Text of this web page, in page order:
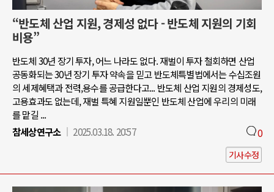
“반도체 산업 지원, 경제성 없다 - 반도체 지원의 기회
비용”
반도체 30년 장기 투자, 어느 나라도 없다. 재벌이 투자 철회하면 산업
공동화되는 30년 장기 투자 약속을 믿고 반도체특별법에서는 수십조원
의 세제혜택과 전력,용수를 공급한다고... 반도체 산업 지원의 경제성도,
고용효과도 없는데, 재벌 특혜 지원일뿐인 반도체 산업에 우리의 미래
를 맡길 ...
참세상연구소
2025.03.18. 20:57 0
기사수정